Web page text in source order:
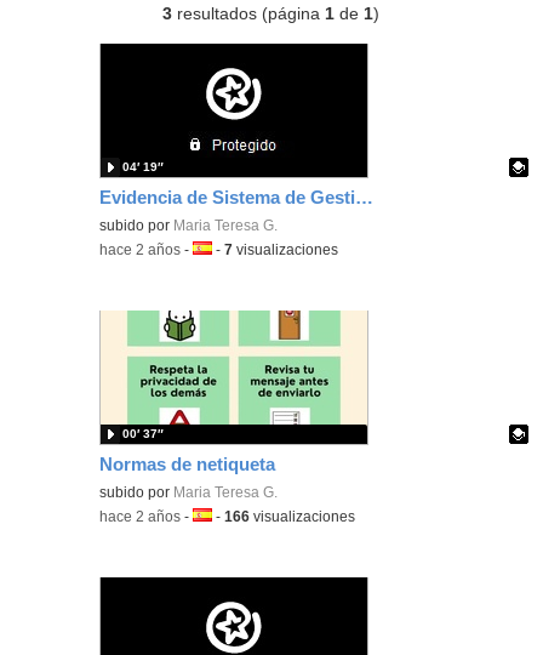
3 resultados (página1 de1)
Evidencia de Sistema de Gestión de aprendizajes y evaluación. Vídeo explicativo
Contenido educativo.
subido por Maria Teresa G.
04′ 19″
-hace 2 años -Idioma:
-7 visualizaciones
Normas de netiqueta
Contenido educativo.
subido por Maria Teresa G.
00′ 37″
-hace 2 años -Idioma:
-166 visualizaciones